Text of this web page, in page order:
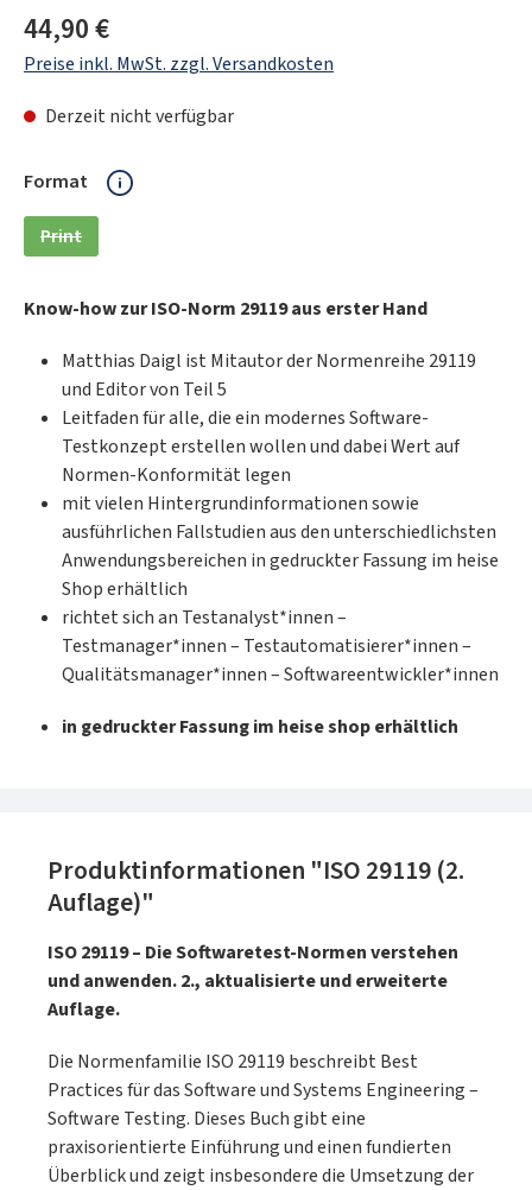
Regulärer Preis:
44,90 €
Preise inkl. MwSt. zzgl. Versandkosten
Derzeit nicht verfügbar
Format auswählen
Print
(Diese Option ist zurzeit nicht verfügbar.)
Know-how zur ISO-Norm 29119 aus erster Hand
Matthias Daigl ist Mitautor der Normenreihe 29119
und Editor von Teil 5
Leitfaden für alle, die ein modernes Software-
Testkonzept erstellen wollen und dabei Wert auf
Normen-Konformität legen
mit vielen Hintergrundinformationen sowie
ausführlichen Fallstudien aus den unterschiedlichsten
Anwendungsbereichen in gedruckter Fassung im heise
Shop erhältlich
richtet sich an Testanalyst*innen –
Testmanager*innen – Testautomatisierer*innen –
Qualitätsmanager*innen – Softwareentwickler*innen
in gedruckter Fassung im heise shop erhältlich
Produktinformationen "ISO 29119 (2.
Auflage)"
ISO 29119 – Die Softwaretest-Normen verstehen
und anwenden. 2., aktualisierte und erweiterte
Auflage.
Die Normenfamilie ISO 29119 beschreibt Best
Practices für das Software und Systems Engineering –
Software Testing. Dieses Buch gibt eine
praxisorientierte Einführung und einen fundierten
Überblick und zeigt insbesondere die Umsetzung der